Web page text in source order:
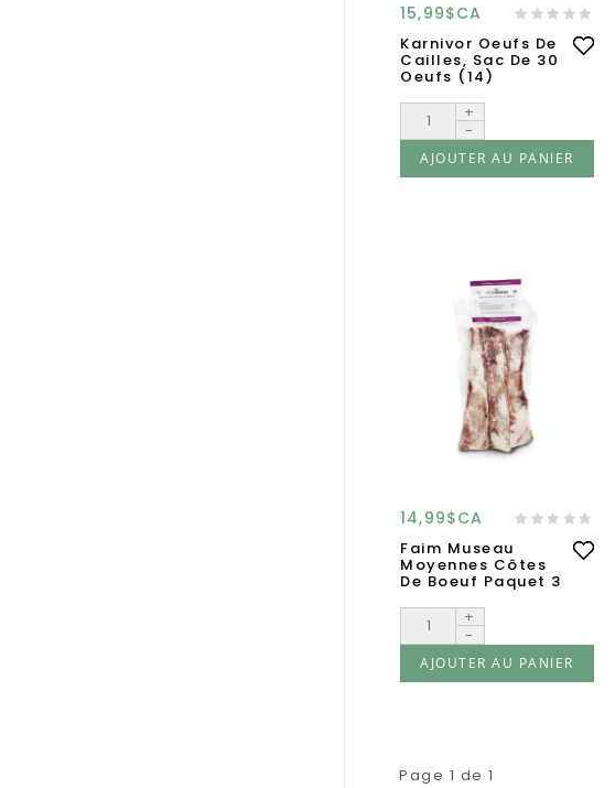
15,99$CA
Karnivor Oeufs De
Cailles, Sac De 30
Oeufs (14)
+
-
AJOUTER AU PANIER
14,99$CA
Faim Museau
Moyennes Côtes
De Boeuf Paquet 3
+
-
AJOUTER AU PANIER
Page 1 de 1